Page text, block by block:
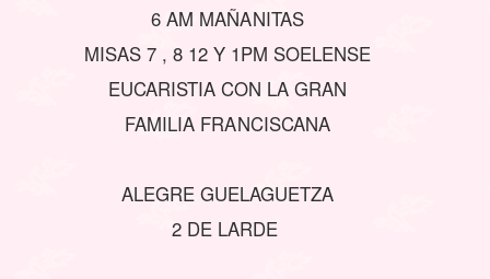
6 AM MAÑANITAS
MISAS 7 , 8 12 Y 1PM SOELENSE
EUCARISTIA CON LA GRAN
FAMILIA FRANCISCANA
ALEGRE GUELAGUETZA
2 DE LARDE